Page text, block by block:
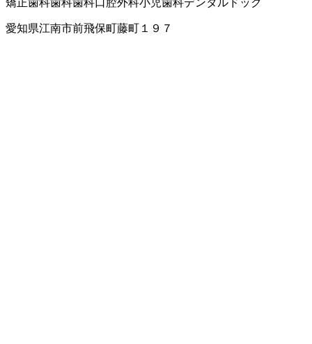
矯正歯科歯科歯科口腔外科小児歯科デンタルドック
愛知県江南市前飛保町藤町１９７